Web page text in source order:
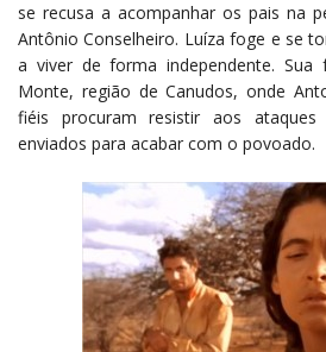
se recusa a acompanhar os pais na
Antônio Conselheiro. Luíza foge e se
a viver de forma independente. Sua
Monte, região de Canudos, onde
fiéis procuram resistir aos ataques
enviados para acabar com o povoado.